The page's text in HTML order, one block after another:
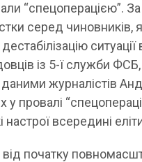
“cпецоперацією”.
серед чиновників,
із 5-ї служби
журналістів
у провалі
настрої всередині
від початку